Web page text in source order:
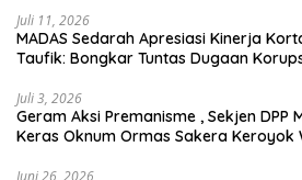
Selengkapnya